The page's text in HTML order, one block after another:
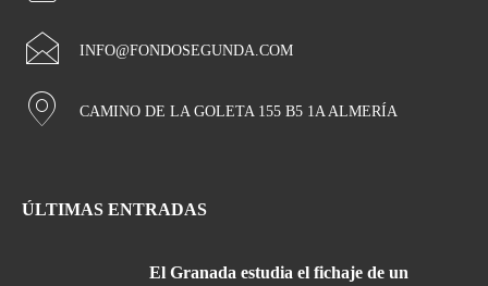
INFO@FONDOSEGUNDA.COM
CAMINO DE LA GOLETA 155 B5 1A ALMERÍA
ÚLTIMAS ENTRADAS
El Granada estudia el fichaje de un